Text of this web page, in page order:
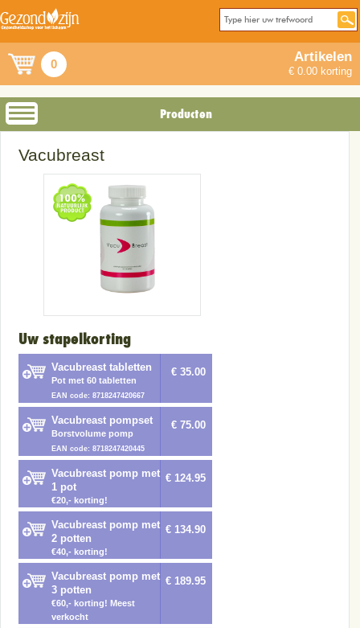
0 Artikelen
€ 0.00 korting
Producten
Vacubreast
Uw stapelkorting
Vacubreast tabletten
Pot met 60 tabletten
EAN code: 8718247420667
€ 35.00
Vacubreast pompset
Borstvolume pomp
EAN code: 8718247420445
€ 75.00
Vacubreast pomp met
1 pot
€20,- korting!
€ 124.95
Vacubreast pomp met
2 potten
€40,- korting!
€ 134.90
Vacubreast pomp met
3 potten
€60,- korting! Meest
verkocht
€ 189.95